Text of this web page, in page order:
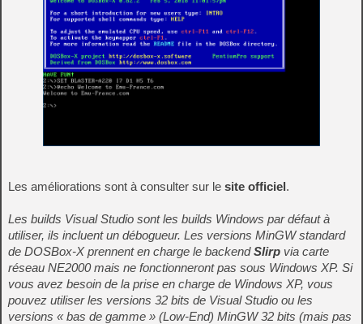
Les améliorations sont à consulter sur le site officiel.
Les builds Visual Studio sont les builds Windows par défaut à
utiliser, ils incluent un débogueur. Les versions MinGW standard
de DOSBox-X prennent en charge le backendSlirp via carte
réseau NE2000 mais ne fonctionneront pas sous Windows XP. Si
vous avez besoin de la prise en charge de Windows XP, vous
pouvez utiliser les versions 32 bits de Visual Studio ou les
versions « bas de gamme » (Low-End) MinGW 32 bits (mais pas